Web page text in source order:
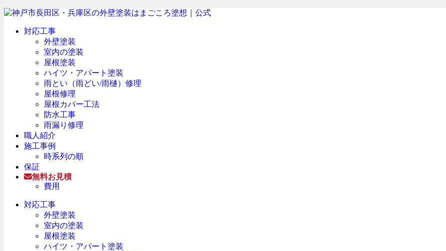
対応工事
外壁塗装
室内の塗装
屋根塗装
ハイツ・アパート塗装
雨とい（雨どい/雨樋）修理
屋根修理
屋根カバー工法
防水工事
雨漏り修理
職人紹介
施工事例
時系列の順
保証
無料お見積
費用
対応工事
外壁塗装
室内の塗装
屋根塗装
ハイツ・アパート塗装